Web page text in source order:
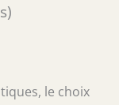
le choix